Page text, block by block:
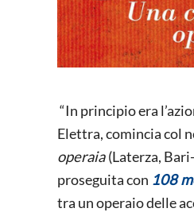
“In principio era
Elettra, comincia col
operaia(Laterza,
proseguita con 108
tra un operaio delle